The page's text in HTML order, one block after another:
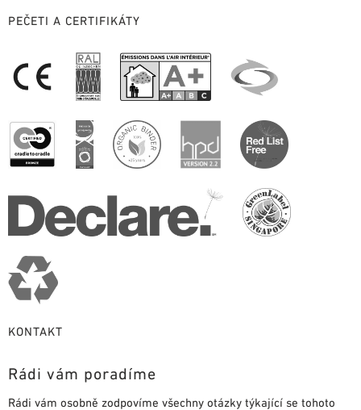
PEČETI A CERTIFIKÁTY
KONTAKT
Rádi vám poradíme
Rádi vám osobně zodpovíme všechny otázky týkající se tohoto